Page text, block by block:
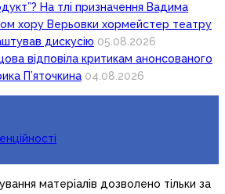
На тлі призначення Вадима
хору Верьовки хормейстер театру
дискусію 05.08.2026
відповіла критикам анонсованого
П’яточкина 04.08.2026
матеріалів дозволено тільки за